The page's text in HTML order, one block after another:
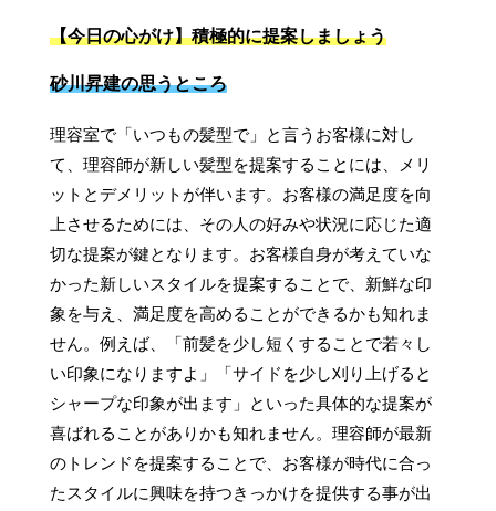
【今日の心がけ】積極的に提案しましょう
砂川昇建の思うところ
理容室で「いつもの髪型で」と言うお客様に対し
て、理容師が新しい髪型を提案することには、メリ
ットとデメリットが伴います。お客様の満足度を向
上させるためには、その人の好みや状況に応じた適
切な提案が鍵となります。お客様自身が考えていな
かった新しいスタイルを提案することで、新鮮な印
象を与え、満足度を高めることができるかも知れま
せん。例えば、「前髪を少し短くすることで若々し
い印象になりますよ」「サイドを少し刈り上げると
シャープな印象が出ます」といった具体的な提案が
喜ばれることがありかも知れません。理容師が最新
のトレンドを提案することで、お客様が時代に合っ
たスタイルに興味を持つきっかけを提供する事が出